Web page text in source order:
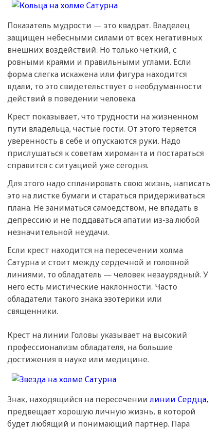
Показатель мудрости — это квадрат. Владелец
защищен небесными силами от всех негативных
внешних воздействий. Но только четкий, с
ровными краями и правильными углами. Если
форма слегка искажена или фигура находится
вдали, то это свидетельствует о необдуманности
действий в поведении человека.
Крест показывает, что трудности на жизненном
пути владельца, частые гости. От этого теряется
уверенность в себе и опускаются руки. Надо
прислушаться к советам хироманта и постараться
справится с ситуацией уже сегодня.
Для этого надо спланировать свою жизнь, написать
это на листке бумаги и стараться придерживаться
плана. Не заниматься самоедством, не впадать в
депрессию и не поддаваться апатии из-за любой
незначительной неудачи.
Если крест находится на пересечении холма
Сатурна и стоит между сердечной и головной
линиями, то обладатель — человек незаурядный. У
него есть мистические наклонности. Часто
обладатели такого знака эзотерики или
священники.
Крест на линии Головы указывает на высокий
профессионализм обладателя, на большие
достижения в науке или медицине.
Знак, находящийся на пересечениилинии Сердца,
предвещает хорошую личную жизнь, в которой
будет любящий и понимающий партнер. Пара